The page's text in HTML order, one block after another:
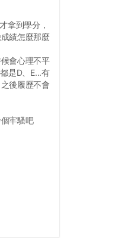
拿到學分，
績怎麼那麼
會心理不平
是D、E...有
後履歷不會
牢騷吧